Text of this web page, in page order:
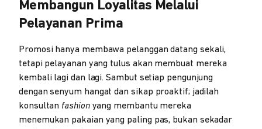
Membangun Loyalitas Melalui
Pelayanan Prima
Promosi hanya membawa pelanggan datang sekali,
tetapi pelayanan yang tulus akan membuat mereka
kembali lagi dan lagi. Sambut setiap pengunjung
dengan senyum hangat dan sikap proaktif; jadilah
konsultan fashionyang membantu mereka
menemukan pakaian yang paling pas, bukan sekadar